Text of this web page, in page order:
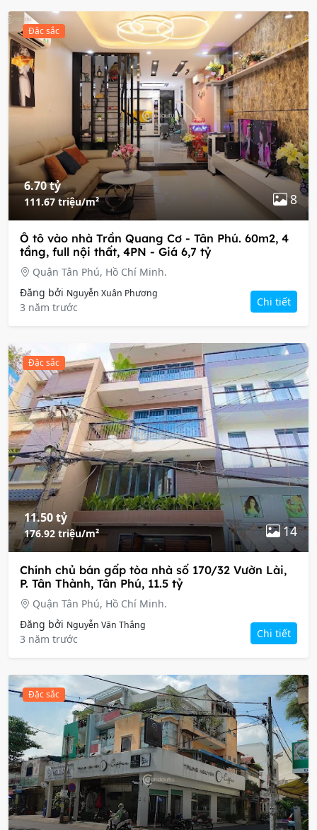
Đặc sắc
6.70 tỷ
111.67 triệu/m² 8
Ô tô vào nhà Trần Quang Cơ - Tân Phú. 60m2, 4
tầng, full nội thất, 4PN - Giá 6,7 tỷ
Quận Tân Phú, Hồ Chí Minh.
Đăng bởi Nguyễn Xuân Phương
3 năm trước Chi tiết
Đặc sắc
11.50 tỷ
176.92 triệu/m² 14
Chính chủ bán gấp tòa nhà số 170/32 Vườn Lài,
P. Tân Thành, Tân Phú, 11.5 tỷ
Quận Tân Phú, Hồ Chí Minh.
Đăng bởi Nguyễn Văn Thắng
3 năm trước Chi tiết
Đặc sắc